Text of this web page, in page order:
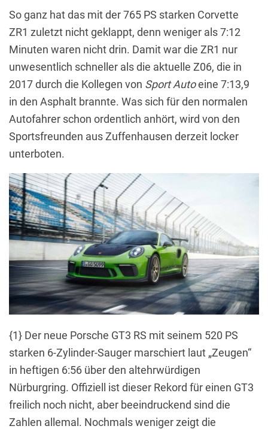
So ganz hat das mit der 765 PS starken Corvette
ZR1 zuletzt nicht geklappt, denn weniger als 7:12
Minuten waren nicht drin. Damit war die ZR1 nur
unwesentlich schneller als die aktuelle Z06, die in
2017 durch die Kollegen von Sport Autoeine 7:13,9
in den Asphalt brannte. Was sich für den normalen
Autofahrer schon ordentlich anhört, wird von den
Sportsfreunden aus Zuffenhausen derzeit locker
unterboten.
{1} Der neue Porsche GT3 RS mit seinem 520 PS
starken 6-Zylinder-Sauger marschiert laut „Zeugen“
in heftigen 6:56 über den altehrwürdigen
Nürburgring. Offiziell ist dieser Rekord für einen GT3
freilich noch nicht, aber beeindruckend sind die
Zahlen allemal. Nochmals weniger zeigt die